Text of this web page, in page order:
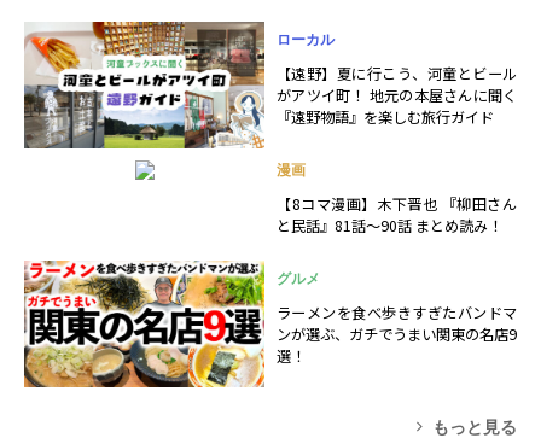
ローカル
【遠野】夏に行こう、河童とビール
がアツイ町！ 地元の本屋さんに聞く
『遠野物語』を楽しむ旅行ガイド
漫画
【8コマ漫画】木下晋也 『柳田さん
と民話』81話～90話 まとめ読み！
グルメ
ラーメンを食べ歩きすぎたバンドマ
ンが選ぶ、ガチでうまい関東の名店9
選！
もっと見る